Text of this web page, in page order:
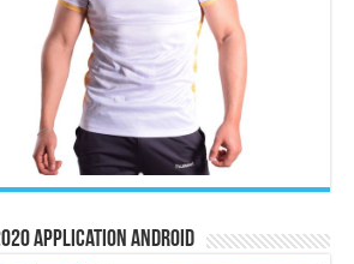
Application Android